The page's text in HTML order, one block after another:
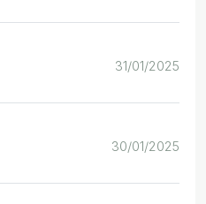
31/01/2025
30/01/2025